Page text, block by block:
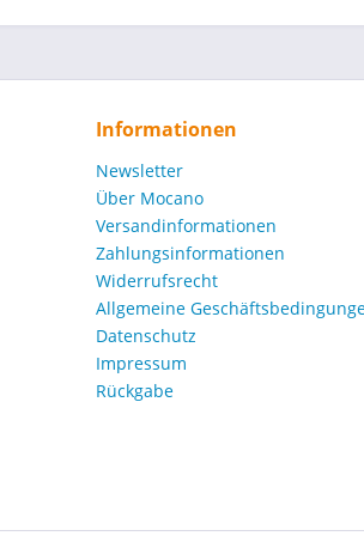
Informationen
Newsletter
Über Mocano
Versandinformationen
Zahlungsinformationen
Widerrufsrecht
Allgemeine
Datenschutz
Impressum
Rückgabe